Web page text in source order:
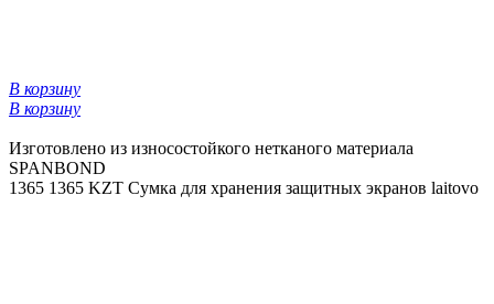
В корзину
В корзину
Изготовлено из износостойкого нетканого материала
SPANBOND
1365 1365 KZT Сумка для хранения защитных экранов laitovo